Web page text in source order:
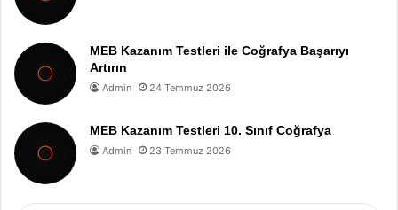
MEB Kazanım Testleri ile Coğrafya Başarıyı
Artırın
Admin 24 Temmuz 2026
MEB Kazanım Testleri 10. Sınıf Coğrafya
Admin 23 Temmuz 2026